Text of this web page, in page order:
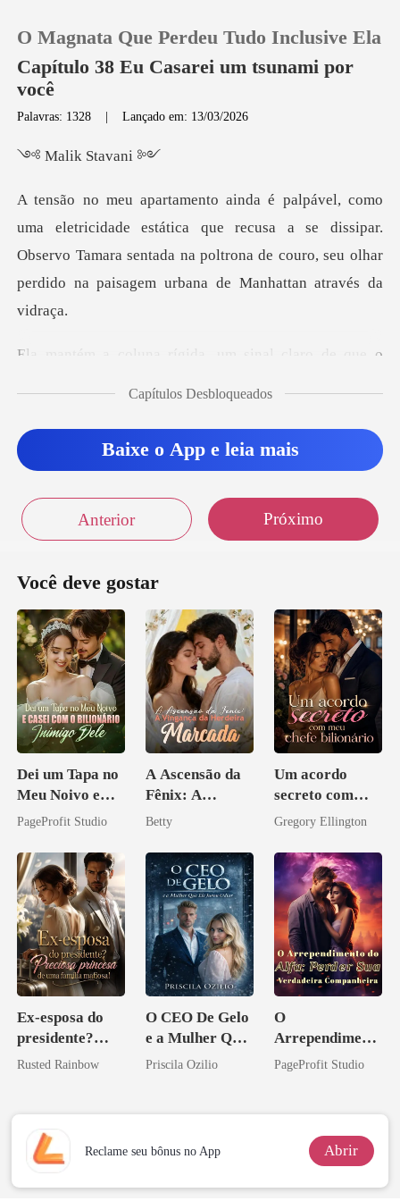
Histórico
Sair
O Magnata Que Perdeu Tudo Inclusive Ela
Capítulo 38 Eu Casarei um tsunami por
você
Palavras: 1328 |Lançado em: 13/03/2026
ik St
tica que recusa a se dissipar.
Observo Tamara sentada na poltrona de cou
claro de que o
Capítulos Desbloqueados
Baixe o App e leia mais
Anterior Próximo
Você deve gostar
Dei um Tapa no
Meu Noivo e
Casei com o
Inimigo Dele
PageProfit Studio
A Ascensão da
Fênix: A
Vingança da
Marcada
Betty
Um acordo
secreto com
meu chefe
Gregory Ellington
Ex-esposa do
presidente?
Preciosa
mafiosa!
Rusted Rainbow
O CEO De Gelo
e a Mulher Que
Ele Jurou Odiar
Priscila Ozilio
O
Arrependiment
o do Alfa:
Companheira
PageProfit Studio
Reclame seu bônus no App Abrir